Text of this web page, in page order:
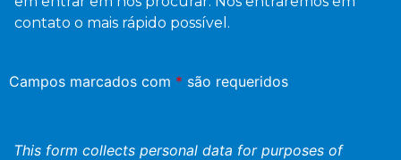
contato o mais rápido possível.
Campos marcados com * são requeridos
This form collects personal data for purposes of